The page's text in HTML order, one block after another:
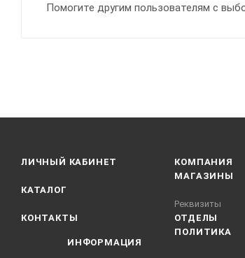
Помогите другим пользователям с
ЛИЧНЫЙ КАБИНЕТ
КАТАЛОГ
КОНТАКТЫ
КОМПАНИЯ
МАГАЗИНЫ
Реквизиты
ОТДЕЛЫ
ПОЛИТИКА
ИНФОРМАЦИЯ